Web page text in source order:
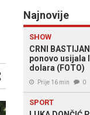
Najnovije
SHOW
CRNI
ponovo usijala
dolara (FOTO)
Prije 16 min 0
SPORT